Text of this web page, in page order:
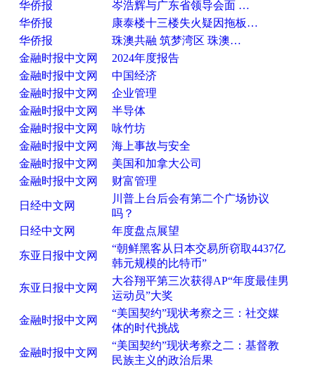
华侨报
岑浩辉与广东省领导会面 …
华侨报
康泰楼十三楼失火疑因拖板…
华侨报
珠澳共融 筑梦湾区 珠澳…
金融时报中文网
2024年度报告
金融时报中文网
中国经济
金融时报中文网
企业管理
金融时报中文网
半导体
金融时报中文网
咏竹坊
金融时报中文网
海上事故与安全
金融时报中文网
美国和加拿大公司
金融时报中文网
财富管理
日经中文网
川普上台后会有第二个广场协议
吗？
日经中文网
年度盘点展望
东亚日报中文网
“朝鲜黑客从日本交易所窃取4437亿
韩元规模的比特币”
东亚日报中文网
大谷翔平第三次获得AP“年度最佳男
运动员”大奖
金融时报中文网
“美国契约”现状考察之三：社交媒
体的时代挑战
金融时报中文网
“美国契约”现状考察之二：基督教
民族主义的政治后果